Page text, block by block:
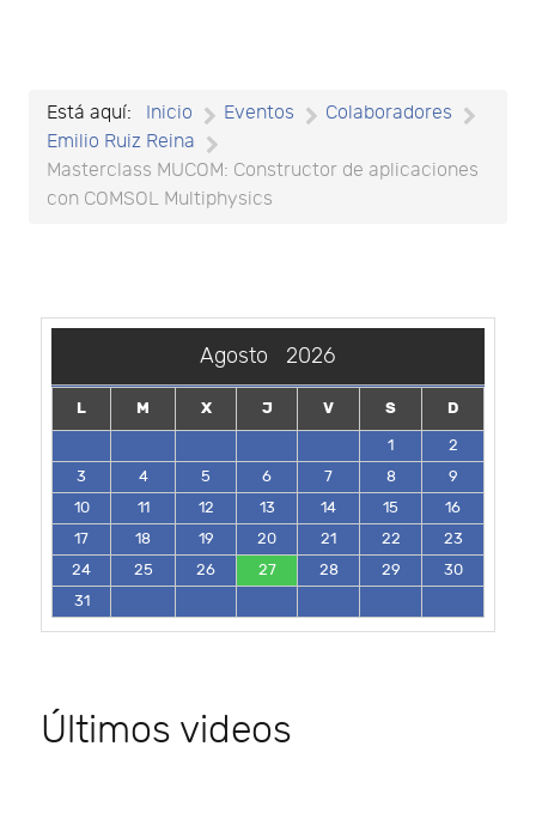
Está aquí: Inicio Eventos
Colaboradores
Emilio Ruiz Reina
Masterclass MUCOM: Constructor de aplicaciones
con COMSOL Multiphysics
Agosto 2026
L M X J V S
D
1
2
3
4 5 6 7 8
9
10
11 12 13 14 15
16
17
18 19 20 21 22
23
24
25 26 27 28 29
30
31
Últimos videos